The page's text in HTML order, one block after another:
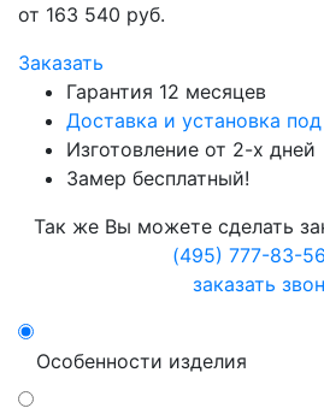
от 163 540 руб.
Заказать
Гарантия 12 месяцев
Доставка и установка
Изготовление от 2-х дней
Замер бесплатный!
Так же Вы можете сделать
(495) 777-83-56
заказать
Особенности изделия